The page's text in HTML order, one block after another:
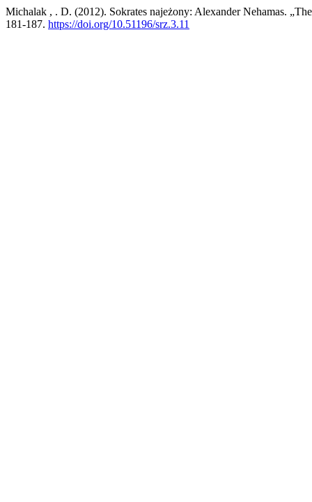
Michalak , . D. (2012). Sokrates najeżony: Alexander Nehamas.
181-187. https://doi.org/10.51196/srz.3.11